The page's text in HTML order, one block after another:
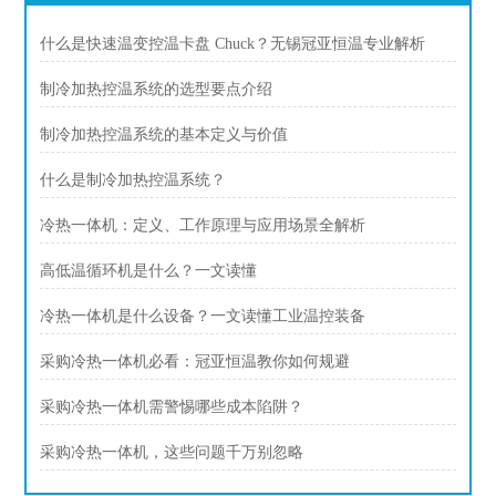
什么是快速温变控温卡盘 Chuck？无锡冠亚恒温专业解析
制冷加热控温系统的选型要点介绍
制冷加热控温系统的基本定义与价值
什么是制冷加热控温系统？
冷热一体机：定义、工作原理与应用场景全解析
高低温循环机是什么？一文读懂
冷热一体机是什么设备？一文读懂工业温控装备
采购冷热一体机必看：冠亚恒温教你如何规避
采购冷热一体机需警惕哪些成本陷阱？
采购冷热一体机，这些问题千万别忽略